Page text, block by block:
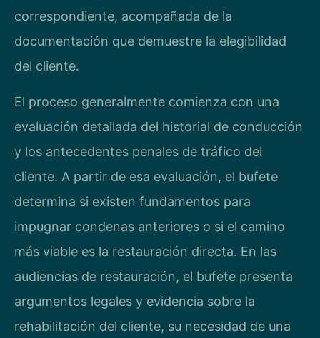
correspondiente, acompañada de la
documentación que demuestre la elegibilidad
del cliente.
El proceso generalmente comienza con una
evaluación detallada del historial de conducción
y los antecedentes penales de tráfico del
cliente. A partir de esa evaluación, el bufete
determina si existen fundamentos para
impugnar condenas anteriores o si el camino
más viable es la restauración directa. En las
audiencias de restauración, el bufete presenta
argumentos legales y evidencia sobre la
rehabilitación del cliente, su necesidad de una